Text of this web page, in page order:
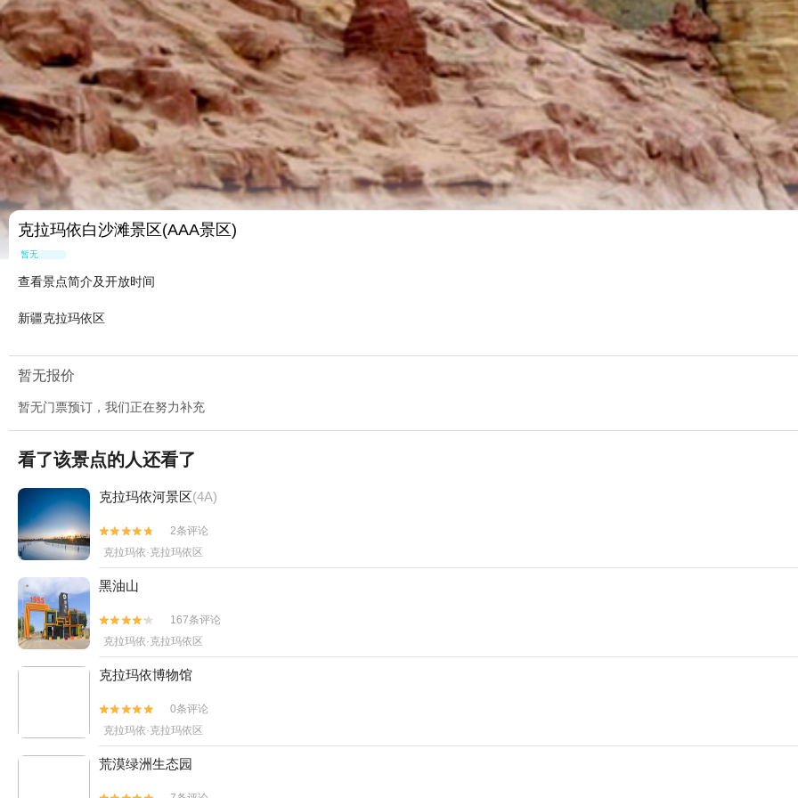
克拉玛依白沙滩景区(AAA景区)
暂无点评
查看景点简介及开放时间
新疆克拉玛依区
暂无报价
暂无门票预订，我们正在努力补充
看了该景点的人还看了
克拉玛依河景区(4A)


2条评论
克拉玛依·克拉玛依区
黑油山


167条评论
克拉玛依·克拉玛依区
克拉玛依博物馆


0条评论
克拉玛依·克拉玛依区
荒漠绿洲生态园